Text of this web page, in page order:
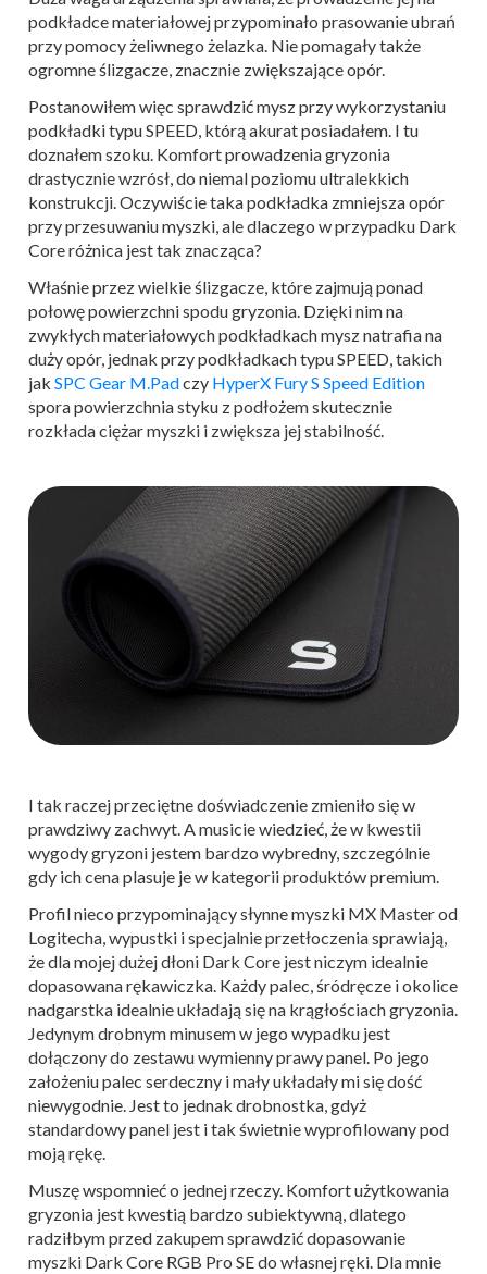
podkładce materiałowej przypominało prasowanie ubrań
przy pomocy żeliwnego żelazka. Nie pomagały także
ogromne ślizgacze, znacznie zwiększające opór.
Postanowiłem więc sprawdzić mysz przy wykorzystaniu
podkładki typu SPEED, którą akurat posiadałem. I tu
doznałem szoku. Komfort prowadzenia gryzonia
drastycznie wzrósł, do niemal poziomu ultralekkich
konstrukcji. Oczywiście taka podkładka zmniejsza opór
przy przesuwaniu myszki, ale dlaczego w przypadku Dark
Core różnica jest tak znacząca?
Właśnie przez wielkie ślizgacze, które zajmują ponad
połowę powierzchni spodu gryzonia. Dzięki nim na
zwykłych materiałowych podkładkach mysz natrafia na
duży opór, jednak przy podkładkach typu SPEED, takich
jak SPC Gear M.Padczy HyperX Fury S Speed Edition
spora powierzchnia styku z podłożem skutecznie
rozkłada ciężar myszki i zwiększa jej stabilność.
I tak raczej przeciętne doświadczenie zmieniło się w
prawdziwy zachwyt. A musicie wiedzieć, że w kwestii
wygody gryzoni jestem bardzo wybredny, szczególnie
gdy ich cena plasuje je w kategorii produktów premium.
Profil nieco przypominający słynne myszki MX Master od
Logitecha, wypustki i specjalnie przetłoczenia sprawiają,
że dla mojej dużej dłoni Dark Core jest niczym idealnie
dopasowana rękawiczka. Każdy palec, śródręcze i okolice
nadgarstka idealnie układają się na krągłościach gryzonia.
Jedynym drobnym minusem w jego wypadku jest
dołączony do zestawu wymienny prawy panel. Po jego
założeniu palec serdeczny i mały układały mi się dość
niewygodnie. Jest to jednak drobnostka, gdyż
standardowy panel jest i tak świetnie wyprofilowany pod
moją rękę.
Muszę wspomnieć o jednej rzeczy. Komfort użytkowania
gryzonia jest kwestią bardzo subiektywną, dlatego
radziłbym przed zakupem sprawdzić dopasowanie
myszki Dark Core RGB Pro SE do własnej ręki. Dla mnie